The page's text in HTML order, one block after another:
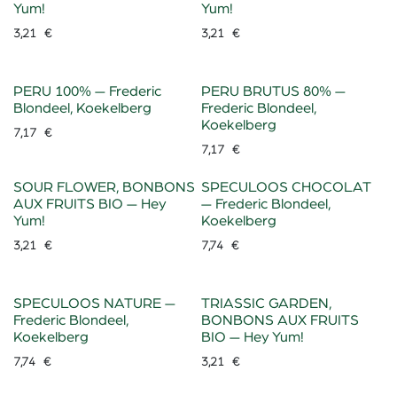
Yum!
3,21 €
Yum!
3,21 €
PERU 100% — Frederic
Blondeel, Koekelberg
7,17 €
PERU BRUTUS 80% —
Frederic Blondeel,
Koekelberg
7,17€
SOUR FLOWER, BONBONS
AUX FRUITS BIO — Hey
Yum!
3,21 €
SPECULOOS CHOCOLAT
— Frederic Blondeel,
Koekelberg
7,74€
SPECULOOS NATURE —
Frederic Blondeel,
Koekelberg
7,74 €
TRIASSIC GARDEN,
BONBONS AUX FRUITS
BIO — Hey Yum!
3,21€